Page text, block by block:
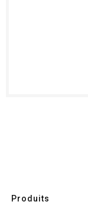
Produits